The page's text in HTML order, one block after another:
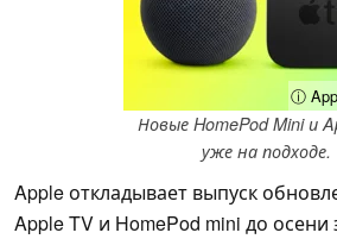
ⓘ
Новые HomePod Mini и
уже на подходе.
Apple откладывает выпуск
Apple TV и HomePod mini до осени